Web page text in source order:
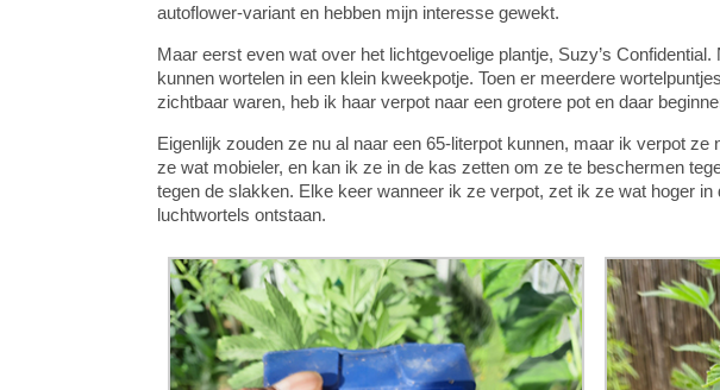
autoflower-variant en hebben mijn interesse gewekt.
Maar eerst even wat over het lichtgevoelige plantje, Suzy’s
kunnen wortelen in een klein kweekpotje. Toen er meerdere
zichtbaar waren, heb ik haar verpot naar een grotere pot en daar
Eigenlijk zouden ze nu al naar een 65-literpot kunnen, maar ik verpot
ze wat mobieler, en kan ik ze in de kas zetten om ze te beschermen
tegen de slakken. Elke keer wanneer ik ze verpot, zet ik ze wat hoger
luchtwortels ontstaan.